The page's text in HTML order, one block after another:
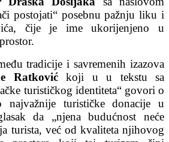
postojati“ posebnu pažnju liku i
čije je ime ukorijenjeno u
tradicije i savremenih izazova
Ratkovićkoji u u tekstu sa
turističkog identiteta“ govori o
najvažnije turističke donacije u
da „njena budućnost neće
turista, već od kvaliteta njihovog